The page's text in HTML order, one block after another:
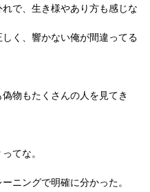
で、生き様やあり方も感じな
く、響かない俺が間違ってる
物もたくさんの人を見てき
てな。
ニングで明確に分かった。